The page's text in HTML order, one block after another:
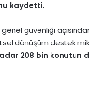
kaydetti.
genel güvenliği
dönüşüm destek
208 bin konutun